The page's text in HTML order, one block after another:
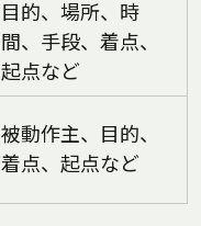
目的、場所、時
間、手段、着点、
起点など
被動作主、目的、
着点、起点など